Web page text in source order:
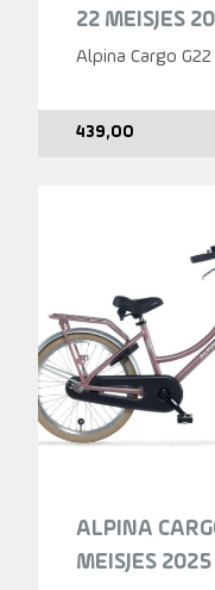
22 MEISJES
Alpina Cargo
439,00
ALPINA
MEISJES 2025